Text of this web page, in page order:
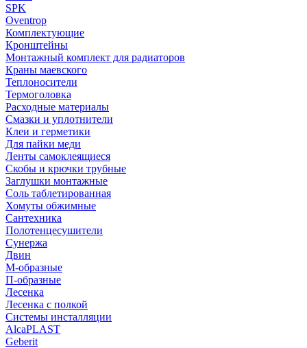
SPK
Oventrop
Комплектующие
Кронштейны
Монтажный комплект для радиаторов
Краны маевского
Теплоносители
Термоголовка
Расходные материалы
Смазки и уплотнители
Клеи и герметики
Для пайки меди
Ленты самоклеящиеся
Скобы и крючки трубные
Заглушки монтажные
Соль таблетированная
Хомуты обжимные
Сантехника
Полотенцесушители
Сунержа
Двин
М-образные
П-образные
Лесенка
Лесенка с полкой
Системы инсталляции
AlcaPLAST
Geberit